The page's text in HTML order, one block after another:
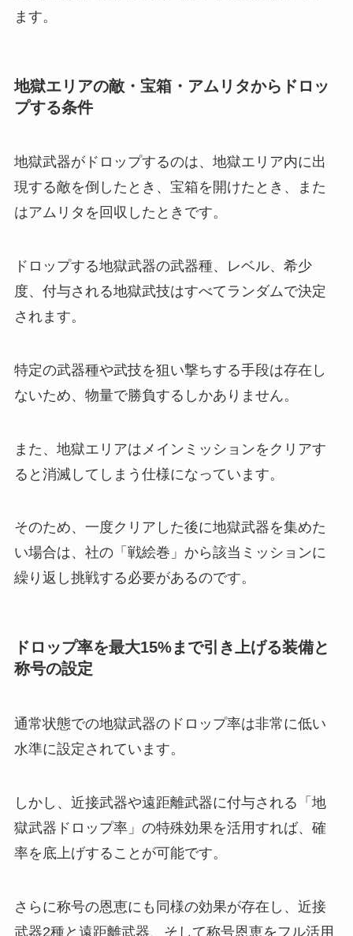
ます。
地獄エリアの敵・宝箱・アムリタからドロッ
プする条件
地獄武器がドロップするのは、地獄エリア内に出
現する敵を倒したとき、宝箱を開けたとき、また
はアムリタを回収したときです。
ドロップする地獄武器の武器種、レベル、希少
度、付与される地獄武技はすべてランダムで決定
されます。
特定の武器種や武技を狙い撃ちする手段は存在し
ないため、物量で勝負するしかありません。
また、地獄エリアはメインミッションをクリアす
ると消滅してしまう仕様になっています。
そのため、一度クリアした後に地獄武器を集めた
い場合は、社の「戦絵巻」から該当ミッションに
繰り返し挑戦する必要があるのです。
ドロップ率を最大15%まで引き上げる装備と
称号の設定
通常状態での地獄武器のドロップ率は非常に低い
水準に設定されています。
しかし、近接武器や遠距離武器に付与される「地
獄武器ドロップ率」の特殊効果を活用すれば、確
率を底上げすることが可能です。
さらに称号の恩恵にも同様の効果が存在し、近接
武器2種と遠距離武器、そして称号恩恵をフル活用